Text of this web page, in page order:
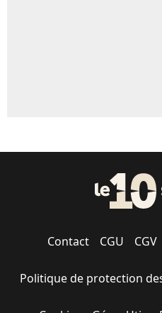
Contact CGU CGV
Politique de protection